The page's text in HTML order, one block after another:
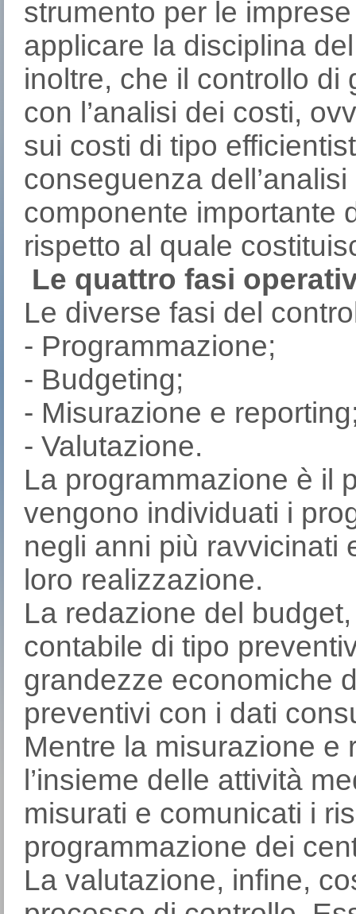
strumento per le
applicare la disciplina
inoltre, che il controllo di
con l’analisi dei costi,
sui costi di tipo
conseguenza
componente importante
rispetto al quale
Le quattro fasi
Le diverse fasi del
- Programmazione;
- Budgeting;
- Misurazione e
- Valutazione.
La programmazione è il
vengono individuati i
negli anni più ravvicinati
loro realizzazione.
La redazione del
contabile di tipo
grandezze economiche
preventivi con i dati
Mentre la misurazione e
l’insieme delle attività
misurati e comunicati i
programmazione dei
La valutazione, infine,